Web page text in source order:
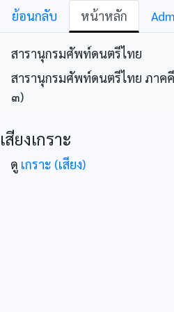
ย้อนกลับ หน้าหลัก
สารานุกรมศัพท์ดนตรีไทย
สารานุกรมศัพท์ดนตรีไทย ภาค
๓)
เสียงเกราะ
ดู เกราะ (เสียง)